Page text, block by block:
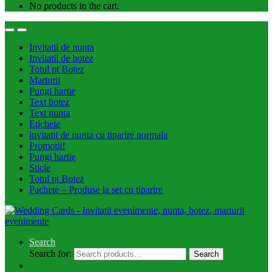
No products in the cart.
Invitatii de nunta
Invitatii de botez
Totul pt Botez
Marturii
Pungi hartie
Text botez
Text nunta
Etichete
invitatii de nunta cu tiparire normala
Promotii!
Pungi hartie
Sticle
Totul pt Botez
Pachete – Produse la set cu tiparire
Search
Search for:
Search